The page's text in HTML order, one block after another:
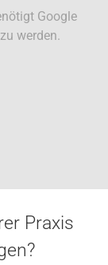
Google
werden.
Praxis